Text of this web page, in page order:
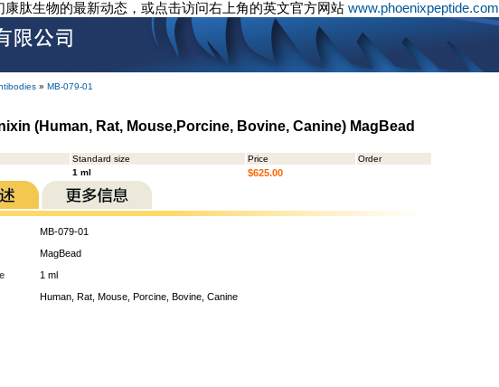
肽生物的最新动态，或点击访问右上角的英文官方网站 www.phoenixpeptide.com
» MB-079-01
(Human, Rat, Mouse,Porcine, Bovine, Canine) MagBead
Standard size Price
Order
1 ml $625.00
MB-079-01
MagBead
1 ml
Human, Rat, Mouse, Porcine, Bovine, Canine